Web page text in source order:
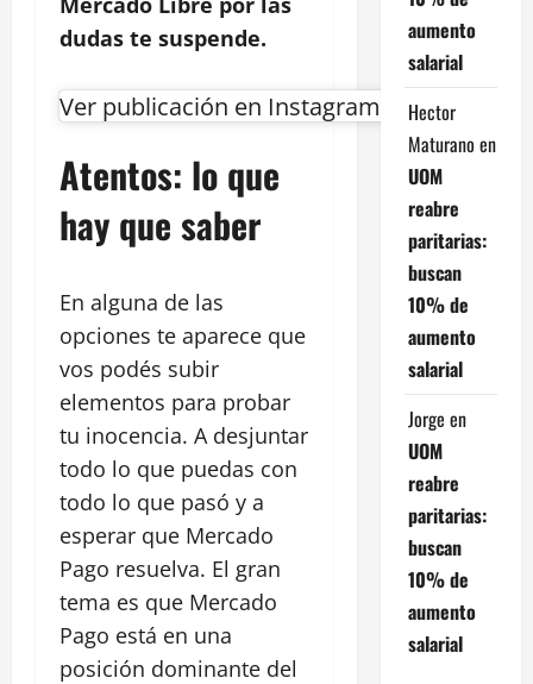
dudas te suspende.
Ver publicación en Instagram
Atentos: lo que
hay que saber
En alguna de las
opciones te aparece que
vos podés subir
elementos para probar
tu inocencia. A desjuntar
todo lo que puedas con
todo lo que pasó y a
esperar que Mercado
Pago resuelva. El gran
tema es que Mercado
Pago está en una
posición dominante del
aumento
salarial
Hector
Maturano en
UOM
reabre
paritarias:
buscan
10% de
aumento
salarial
Jorge en
UOM
reabre
paritarias:
buscan
10% de
aumento
salarial